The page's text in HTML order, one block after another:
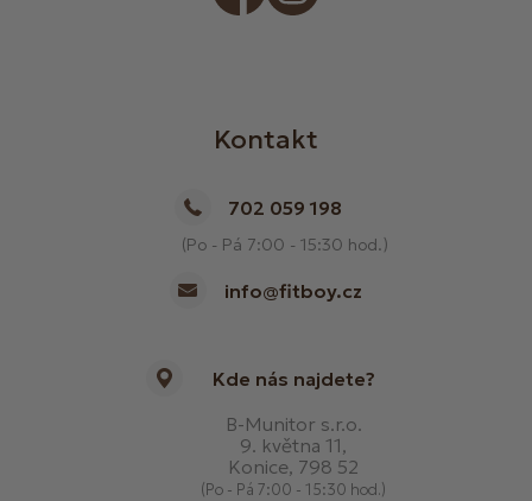
Kontakt
702 059 198
(Po - Pá 7:00 - 15:30 hod.)
info@fitboy.cz
Kde nás najdete?
B-Munitor s.r.o.
9. května 11,
Konice, 798 52
(Po - Pá 7:00 - 15:30 hod.)